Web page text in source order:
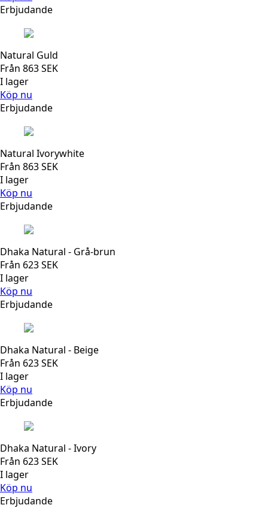
Erbjudande
Natural Guld
Från 863SEK
I lager
Köp nu
Erbjudande
Natural Ivorywhite
Från 863SEK
I lager
Köp nu
Erbjudande
Dhaka Natural - Grå-brun
Från 623SEK
I lager
Köp nu
Erbjudande
Dhaka Natural - Beige
Från 623SEK
I lager
Köp nu
Erbjudande
Dhaka Natural - Ivory
Från 623SEK
I lager
Köp nu
Erbjudande